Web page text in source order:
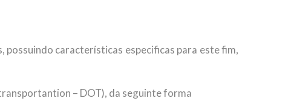
possuindo características especificas para este fim,
– DOT), da seguinte forma